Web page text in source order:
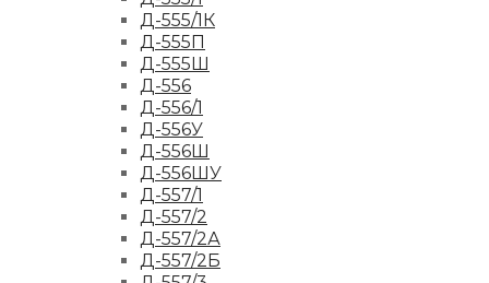
Д-555/1К
Д-555П
Д-555Ш
Д-556
Д-556/1
Д-556У
Д-556Ш
Д-556ШУ
Д-557/1
Д-557/2
Д-557/2А
Д-557/2Б